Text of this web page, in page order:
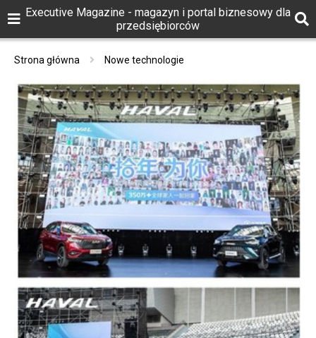
Executive Magazine - magazyn i portal biznesowy dla
przedsiębiorców
Strona główna Nowe technologie